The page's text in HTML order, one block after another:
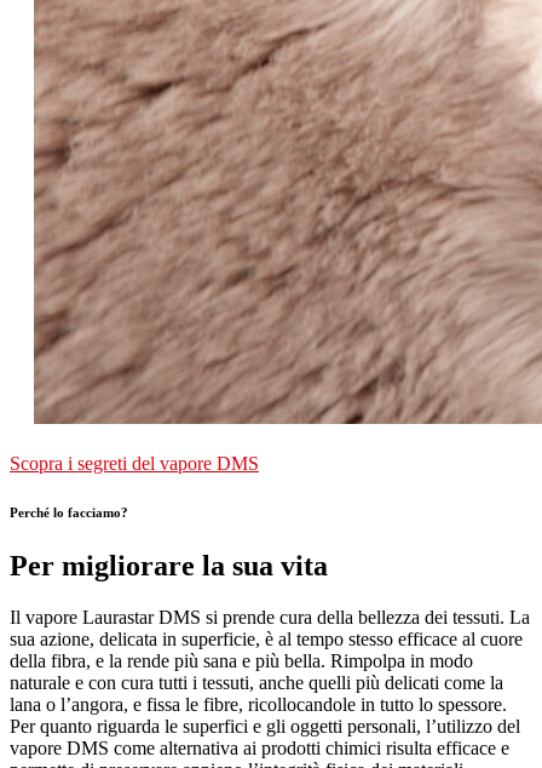
Scopra i segreti del vapore DMS
Perché lo facciamo?
Per migliorare la sua vita
Il vapore Laurastar DMS si prende cura della bellezza dei tessuti. La
sua azione, delicata in superficie, è al tempo stesso efficace al cuore
della fibra, e la rende più sana e più bella. Rimpolpa in modo
naturale e con cura tutti i tessuti, anche quelli più delicati come la
lana o l’angora, e fissa le fibre, ricollocandole in tutto lo spessore.
Per quanto riguarda le superfici e gli oggetti personali, l’utilizzo del
vapore DMS come alternativa ai prodotti chimici risulta efficace e